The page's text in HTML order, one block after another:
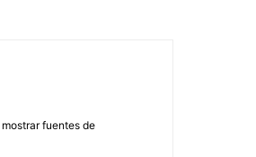
fuentes de